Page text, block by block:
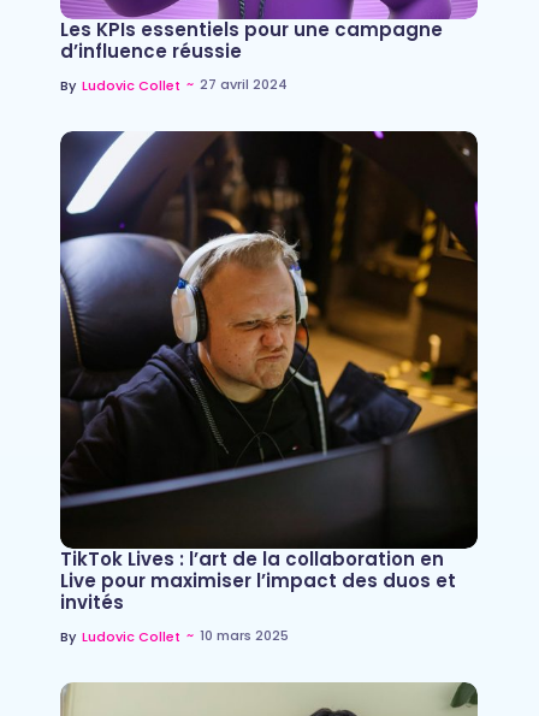
Les KPIs essentiels pour une campagne
d’influence réussie
By Ludovic Collet ~ 27 avril 2024
TikTok Lives : l’art de la collaboration en
Live pour maximiser l’impact des duos et
invités
By Ludovic Collet ~ 10 mars 2025